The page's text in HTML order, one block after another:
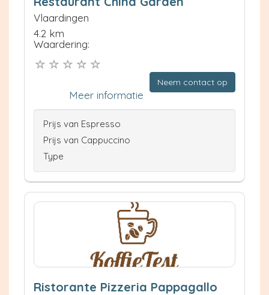
Vlaardingen
4.2 km
Waardering:
Neem contact op
Meer informatie
Prijs van Espresso
Prijs van Cappuccino
Type
Ristorante Pizzeria Pappagallo